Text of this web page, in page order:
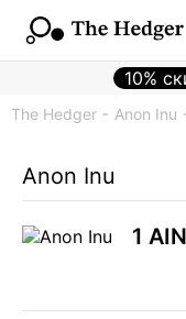
10%
The Hedger Anon Inu
Anon Inu
1